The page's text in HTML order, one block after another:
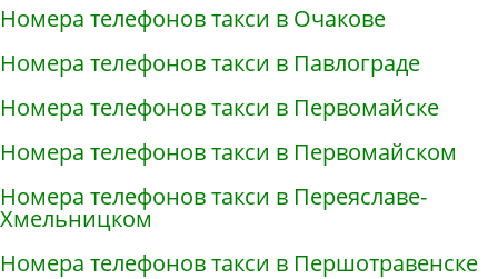
Номера телефонов такси в Очакове
Номера телефонов такси в Павлограде
Номера телефонов такси в Первомайске
Номера телефонов такси в Первомайском
Номера телефонов такси в Переяславе-
Хмельницком
Номера телефонов такси в Першотравенске